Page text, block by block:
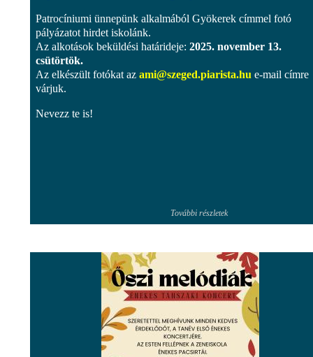
Patrocíniumi ünnepünk alkalmából Gyökerek címmel fotó
pályázatot hirdet iskolánk.
Az alkotások beküldési határideje: 2025. november 13.
csütörtök.
Az elkészült fotókat az ami@szeged.piarista.hu e-mail címre
várjuk.
Nevezz te is!
További részletek